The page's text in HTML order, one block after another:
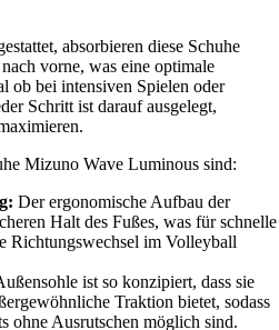
absorbieren diese Schuhe
vorne, was eine optimale
ob bei intensiven Spielen oder
Schritt ist darauf ausgelegt,
Mizuno Wave Luminous sind:
Der ergonomische Aufbau der
Halt des Fußes, was für schnelle
Richtungswechsel im Volleyball
ist so konzipiert, dass sie
Traktion bietet, sodass
ohne Ausrutschen möglich sind.